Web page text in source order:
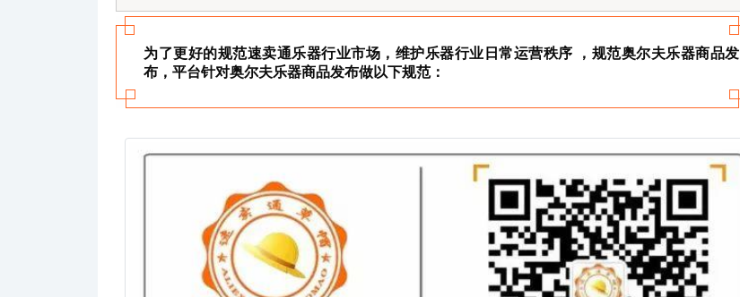
为了更好的规范速卖通乐器行业市场，维护乐器行业日常运营秩序 ，规范奥尔夫乐器商品发
布，平台针对奥尔夫乐器商品发布做以下规范：